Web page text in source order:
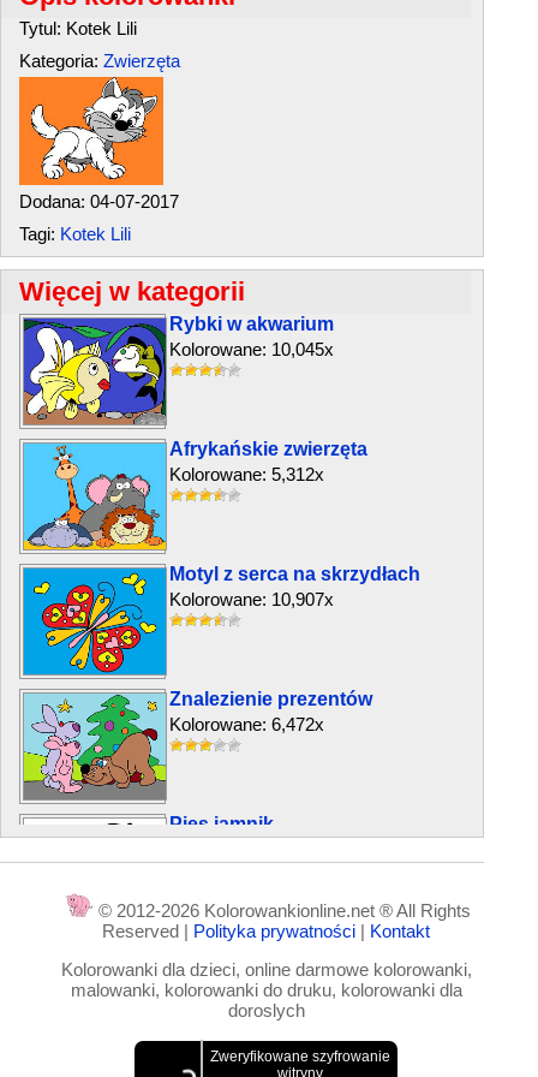
Tytul: Kotek Lili
Kategoria: Zwierzęta
Dodana: 04-07-2017
Tagi: Kotek Lili
Więcej w kategorii
Rybki w akwarium
Kolorowane: 10,045x
Afrykańskie zwierzęta
Kolorowane: 5,312x
Motyl z serca na skrzydłach
Kolorowane: 10,907x
Znalezienie prezentów
Kolorowane: 6,472x
Pies jamnik
Kolorowane: 2,433x
© 2012-2026 Kolorowankionline.net ® All Rights
Reserved | Polityka prywatności | Kontakt
Kolorowanki dla dzieci, online darmowe kolorowanki,
malowanki, kolorowanki do druku, kolorowanki dla
doroslych